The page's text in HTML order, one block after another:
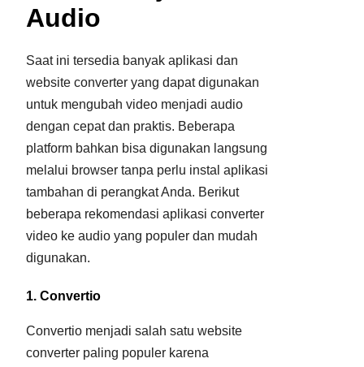
Audio
Saat ini tersedia banyak aplikasi dan
website converter yang dapat digunakan
untuk mengubah video menjadi audio
dengan cepat dan praktis. Beberapa
platform bahkan bisa digunakan langsung
melalui browser tanpa perlu instal aplikasi
tambahan di perangkat Anda. Berikut
beberapa rekomendasi aplikasi converter
video ke audio yang populer dan mudah
digunakan.
1. Convertio
Convertio menjadi salah satu website
converter paling populer karena